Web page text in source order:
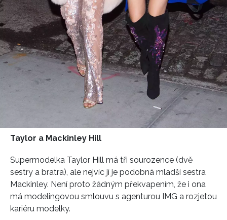
Taylor a Mackinley Hill
Supermodelka Taylor Hill má tři sourozence (dvě
sestry a bratra), ale nejvíc jí je podobná mladší sestra
Mackinley. Není proto žádným překvapením, že i ona
má modelingovou smlouvu s agenturou IMG a rozjetou
kariéru modelky.